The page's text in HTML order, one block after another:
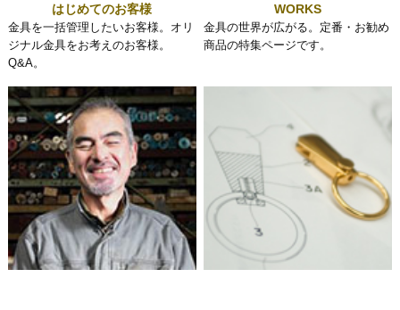
はじめてのお客様
金具を一括管理したいお客様。オリ
ジナル金具をお考えのお客様。
Q&A。
WORKS
金具の世界が広がる。定番・お勧め
商品の特集ページです。